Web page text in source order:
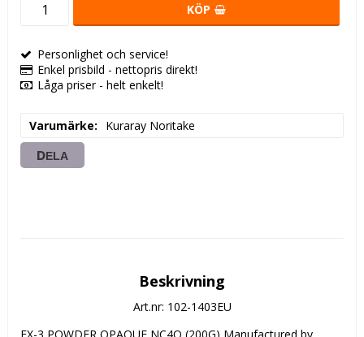
KÖP
Personlighet och service!
Enkel prisbild - nettopris direkt!
Låga priser - helt enkelt!
Varumärke Kuraray Noritake
DELA
Beskrivning
Art.nr: 102-1403EU